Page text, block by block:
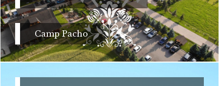
Camp Pacho